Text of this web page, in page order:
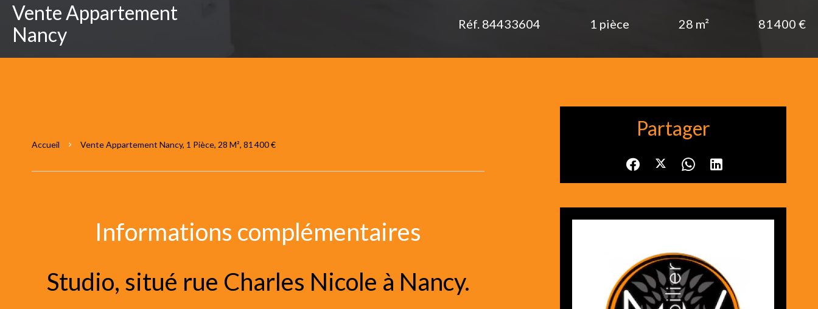
Vente Appartement
Nancy
Réf. 84433604 1 pièce 28 m² 81 400 €
Accueil Vente Appartement Nancy, 1 Pièce, 28 M², 81 400 €
Informations complémentaires
Studio, situé rue Charles Nicole à Nancy.
Partager